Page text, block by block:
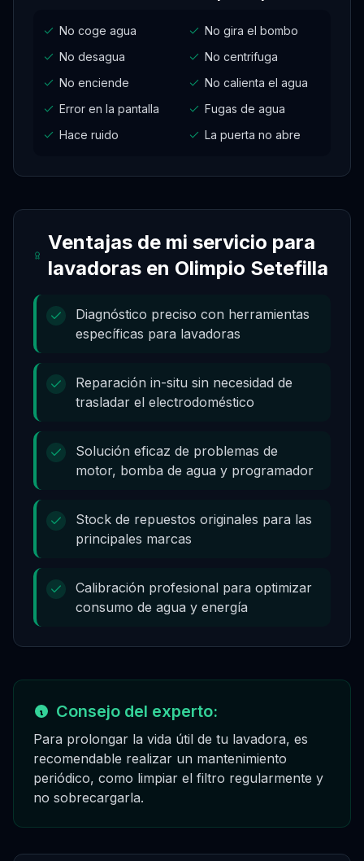
No coge agua
No gira el bombo
No desagua
No centrifuga
No enciende
No calienta el agua
Error en la pantalla
Fugas de agua
Hace ruido
La puerta no abre
Ventajas de mi servicio para
lavadoras en Olimpio Setefilla
Diagnóstico preciso con herramientas
específicas para lavadoras
Reparación in-situ sin necesidad de
trasladar el electrodoméstico
Solución eficaz de problemas de
motor, bomba de agua y programador
Stock de repuestos originales para las
principales marcas
Calibración profesional para optimizar
consumo de agua y energía
Consejo del experto:
Para prolongar la vida útil de tu lavadora, es
recomendable realizar un mantenimiento
periódico, como limpiar el filtro regularmente y
no sobrecargarla.